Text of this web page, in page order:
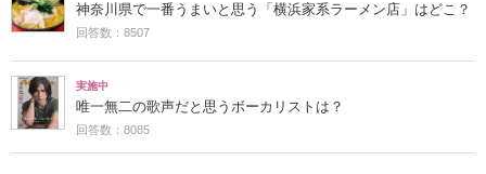
神奈川県で一番うまいと思う「横浜家系ラーメン店」はどこ？
回答数：8507
実施中
唯一無二の歌声だと思うボーカリストは？
回答数：8085